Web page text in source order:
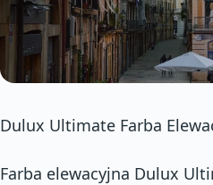
Dulux Ultimate Farba
Farba elewacyjna Dulux